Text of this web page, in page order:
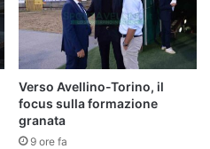
Verso Avellino-Torino, il
focus sulla formazione
granata
9 ore fa